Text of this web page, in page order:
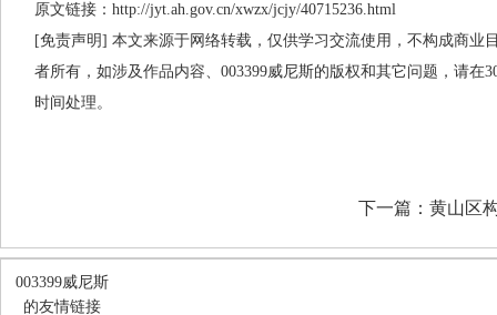
原文链接：http://jyt.ah.gov.cn/xwzx/jcjy/40715236.html
[免责声明] 本文来源于网络转载，仅供学习交流使用，不构成商业
者所有，如涉及作品内容、003399威尼斯的版权和其它问题，请在
时间处理。
下一篇： 黄山区
003399威尼斯
的友情链接